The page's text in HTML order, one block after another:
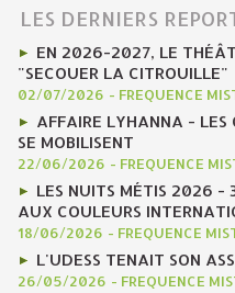
LES DERNIERS
EN 2026-2027, LE
"SECOUER LA CITROUILLE"
02/07/2026 - FREQUENCE
AFFAIRE LYHANNA - LES
SE MOBILISENT
22/06/2026 - FREQUENCE
LES NUITS MÉTIS 2026 -
AUX COULEURS
18/06/2026 - FREQUENCE
L'UDESS TENAIT SON
26/05/2026 - FREQUENCE